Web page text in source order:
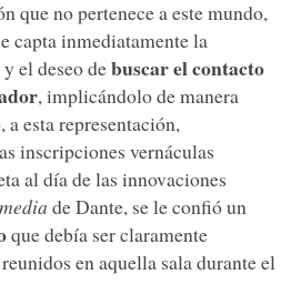
que no pertenece a este mundo,
capta inmediatamente la
el deseo debuscar el contacto
, implicándolo de manera
esta representación,
inscripciones vernáculas
al día de las innovaciones
de Dante, se le confió un
que debía ser claramente
en aquella sala durante el